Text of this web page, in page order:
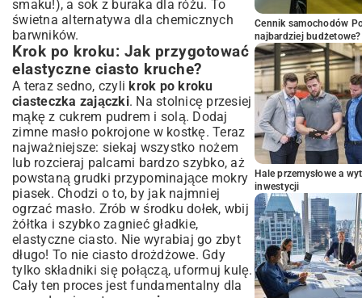
smaku!), a sok z buraka dla różu. To
świetna alternatywa dla chemicznych
barwników.
Krok po kroku: Jak przygotować
elastyczne ciasto kruche?
A teraz sedno, czylikrok po kroku
ciasteczka zajączki. Na stolnicę przesiej
mąkę z cukrem pudrem i solą. Dodaj
zimne masło pokrojone w kostkę. Teraz
najważniejsze: siekaj wszystko nożem
lub rozcieraj palcami bardzo szybko, aż
powstaną grudki przypominające mokry
piasek. Chodzi o to, by jak najmniej
ogrzać masło. Zrób w środku dołek, wbij
żółtka i szybko zagnieć gładkie,
elastyczne ciasto. Nie wyrabiaj go zbyt
długo! To nie ciasto drożdżowe. Gdy
tylko składniki się połączą, uformuj kulę.
Cały ten proces jest fundamentalny dla
Cennik samochodów
najbardziej budżetowe?
Hale przemysłowe a
inwestycji